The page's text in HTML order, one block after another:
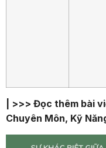
| >>> Đọc thêm bài
Chuyên Môn, Kỹ